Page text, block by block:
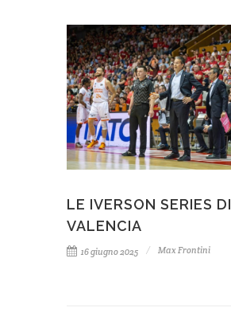
LE IVERSON SERIES DI
VALENCIA
16 giugno 2025 Max Frontini